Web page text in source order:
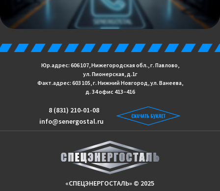
«СПЕЦЭНЕРГОСТАЛЬ» © 2025
info@senergostal.ru
8 (831) 210-01-08
Юр.адрес: 606 107, Нижегородская обл., г. Павлово,
ул. Пионерская, д.1г
Факт.адрес: 603 105, г. Нижний Новгород, ул. Ванеева,
д. 34 офис 413−416